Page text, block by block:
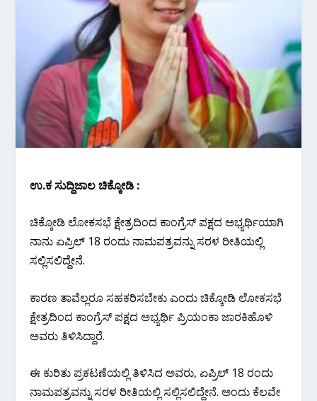
ಉ.ಕ ಸುದ್ದಿಜಾಲ ಚಿಕ್ಕೋಡಿ :
ಚಿಕ್ಕೋಡಿ ಲೋಕಸಭೆ ಕ್ಷೇತ್ರದಿಂದ ಕಾಂಗ್ರೆಸ್ ಪಕ್ಷದ ಅಭ್ಯರ್ಥಿಯಾಗಿ
ನಾನು ಏಪ್ರಿಲ್ 18 ರಂದು ನಾಮಪತ್ರವನ್ನು ಸರಳ ರೀತಿಯಲ್ಲಿ
ಸಲ್ಲಿಸಲಿದ್ದೇನೆ.
ಕಾರಣ ತಾವೆಲ್ಲರೂ ಸಹಕರಿಸಬೇಕು ಎಂದು ಚಿಕ್ಕೋಡಿ ಲೋಕಸಭೆ
ಕ್ಷೇತ್ರದಿಂದ ಕಾಂಗ್ರೆಸ್ ಪಕ್ಷದ ಅಭ್ಯರ್ಥಿ ಪ್ರಿಯಂಕಾ ಜಾರಕಿಹೊಳಿ
ಅವರು ತಿಳಿಸಿದ್ದಾರೆ.
ಈ ಕುರಿತು ಪ್ರಕಟಣೆಯಲ್ಲಿ ತಿಳಿಸಿದ ಅವರು, ಏಪ್ರಿಲ್ 18 ರಂದು
ನಾಮಪತ್ರವನ್ನು ಸರಳ ರೀತಿಯಲ್ಲಿ ಸಲ್ಲಿಸಲಿದ್ದೇನೆ. ಅಂದು ಕೆಲವೇ